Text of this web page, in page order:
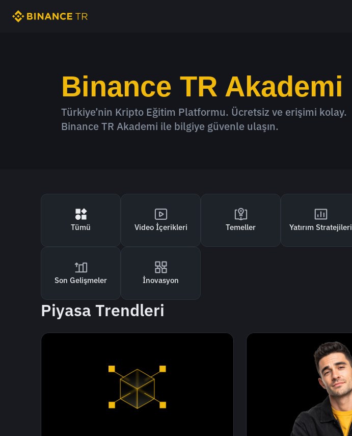
Binance TR Akademi
Türkiye’nin Kripto Eğitim Platformu. Ücretsiz ve erişimi kolay.
Binance TR Akademi ile bilgiye güvenle ulaşın.
Tümü Video İçerikleri Temeller Yatırım Stratejileri
Son Gelişmeler İnovasyon
Piyasa Trendleri